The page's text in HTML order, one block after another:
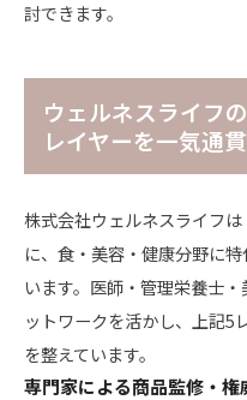
討できます。
ウェルネスライフ
レイヤーを一気通
株式会社ウェルネスライフ
に、食・美容・健康分野に
います。医師・管理栄養士
ットワークを活かし、上記5
を整えています。
専門家による商品監修・